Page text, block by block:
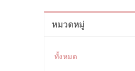
หมวดหมู่
ทั้งหมด